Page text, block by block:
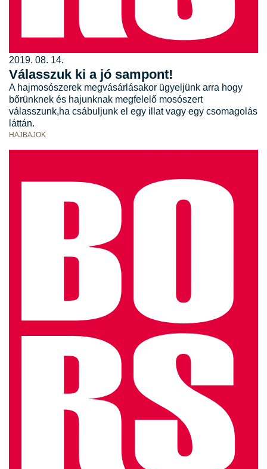
2019. 08. 14.
Válasszuk ki a jó sampont!
A hajmosószerek megvásárlásakor ügyeljünk arra hogy
bőrünknek és hajunknak megfelelő mosószert
válasszunk,ha csábuljunk el egy illat vagy egy csomagolás
láttán.
HAJBAJOK